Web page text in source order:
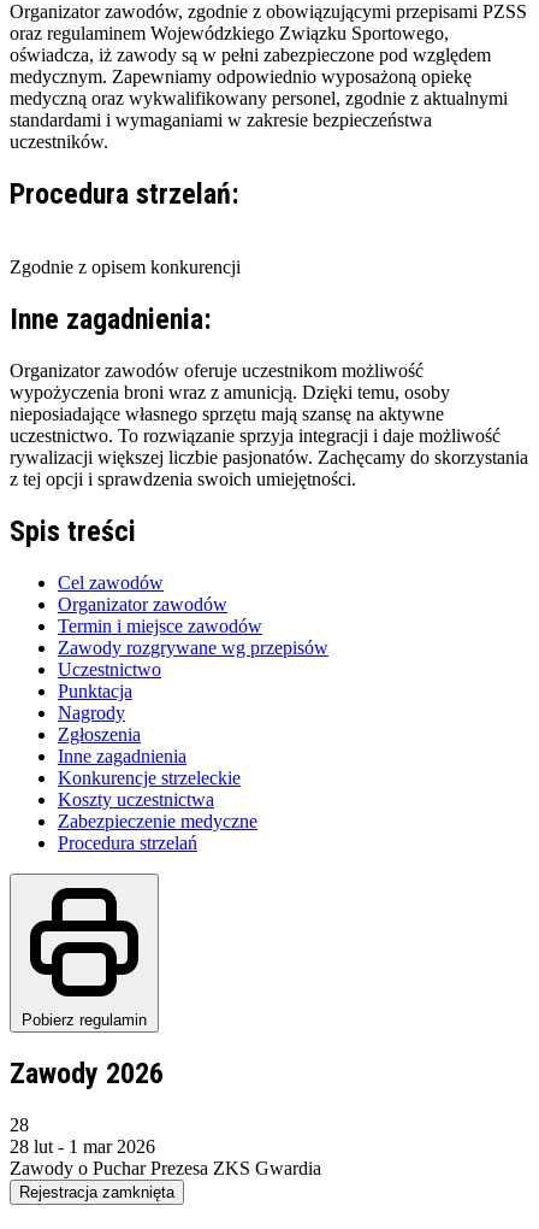
Organizator zawodów, zgodnie z obowiązującymi przepisami PZSS
oraz regulaminem Wojewódzkiego Związku Sportowego,
oświadcza, iż zawody są w pełni zabezpieczone pod względem
medycznym. Zapewniamy odpowiednio wyposażoną opiekę
medyczną oraz wykwalifikowany personel, zgodnie z aktualnymi
standardami i wymaganiami w zakresie bezpieczeństwa
uczestników.
Procedura strzelań:
Inne zagadnienia:
Organizator zawodów oferuje uczestnikom możliwość
wypożyczenia broni wraz z amunicją. Dzięki temu, osoby
nieposiadające własnego sprzętu mają szansę na aktywne
uczestnictwo. To rozwiązanie sprzyja integracji i daje możliwość
rywalizacji większej liczbie pasjonatów. Zachęcamy do skorzystania
z tej opcji i sprawdzenia swoich umiejętności.
Spis treści
Cel zawodów
Organizator zawodów
Termin i miejsce zawodów
Zawody rozgrywane wg przepisów
Uczestnictwo
Punktacja
Nagrody
Zgłoszenia
Inne zagadnienia
Konkurencje strzeleckie
Koszty uczestnictwa
Zabezpieczenie medyczne
Procedura strzelań
Pobierz regulamin
Zawody 2026
28
28 lut - 1 mar 2026
Zawody o Puchar Prezesa ZKS Gwardia
Rejestracja zamknięta